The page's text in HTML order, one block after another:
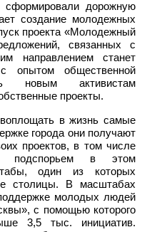
сформировали дорожную
создание молодежных
проекта «Молодежный
связанных с
направлением станет
с опытом общественной
новым активистам
проекты.
в жизнь самые
города они получают
проектов, в том числе
подспорьем в этом
один из которых
столицы. В масштабах
молодых людей
с помощью которого
3,5 тыс. инициатив.